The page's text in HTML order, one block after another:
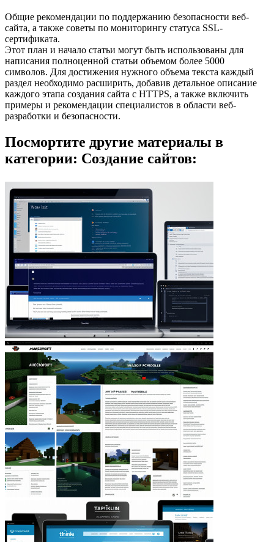
Общие рекомендации по поддержанию безопасности веб-
сайта, а также советы по мониторингу статуса SSL-
сертификата.
Этот план и начало статьи могут быть использованы для
написания полноценной статьи объемом более 5000
символов. Для достижения нужного объема текста каждый
раздел необходимо расширить, добавив детальное описание
каждого этапа создания сайта с HTTPS, а также включить
примеры и рекомендации специалистов в области веб-
разработки и безопасности.
Посмортите другие материалы в
категории: Создание сайтов: